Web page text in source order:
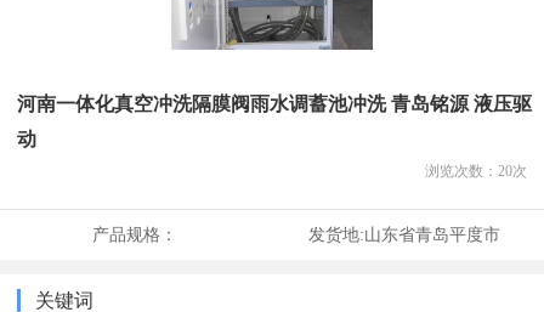
河南一体化真空冲洗隔膜阀雨水调蓄池冲洗 青岛铭源 液压驱
动
浏览次数： 20次
产品规格： 发货地:山东省青岛平度市
关键词